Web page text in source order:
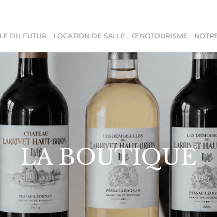
DU FUTUR LOCATION DE SALLE ŒNOTOURISME
LA BOUTIQUE